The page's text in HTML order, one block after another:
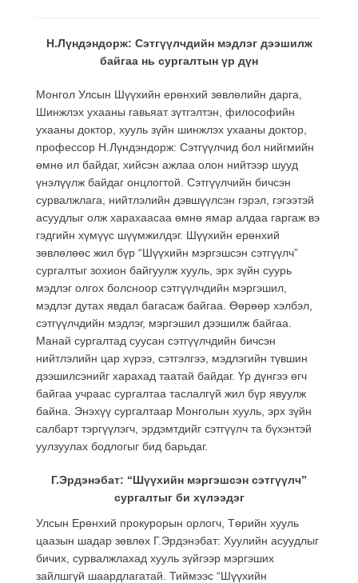
Н.Лүндэндорж: Сэтгүүлчдийн мэдлэг дээшилж
байгаа нь сургалтын үр дүн
Монгол Улсын Шүүхийн ерөнхий зөвлөлийн дарга,
Шинжлэх ухааны гавьяат зүтгэлтэн, философийн
ухааны доктор, хууль зүйн шинжлэх ухааны доктор,
профессор Н.Лүндэндорж: Сэтгүүлчид бол нийгмийн
өмнө ил байдаг, хийсэн ажлаа олон нийтээр шууд
үнэлүүлж байдаг онцлогтой. Сэтгүүлчийн бичсэн
сурвалжлага, нийтлэлийн дэвшүүлсэн гэрэл, гэгээтэй
асуудлыг олж харахаасаа өмнө ямар алдаа гаргаж вэ
гэдгийн хүмүүс шүүмжилдэг. Шүүхийн ерөнхий
зөвлөлөөс жил бүр “Шүүхийн мэргэшсэн сэтгүүлч”
сургалтыг зохион байгуулж хууль, эрх зүйн суурь
мэдлэг олгох болсноор сэтгүүлчдийн мэргэшил,
мэдлэг дутах явдал багасаж байгаа. Өөрөөр хэлбэл,
сэтгүүлчдийн мэдлэг, мэргэшил дээшилж байгаа.
Манай сургалтад суусан сэтгүүлчдийн бичсэн
нийтлэлийн цар хүрээ, сэтгэлгээ, мэдлэгийн түвшин
дээшилсэнийг харахад таатай байдаг. Үр дүнгээ өгч
байгаа учраас сургалтаа таслалгүй жил бүр явуулж
байна. Энэхүү сургалтаар Монголын хууль, эрх зүйн
салбарт тэргүүлэгч, эрдэмтдийг сэтгүүлч та бүхэнтэй
уулзуулах бодлогыг бид барьдаг.
Г.Эрдэнэбат: “Шүүхийн мэргэшсэн сэтгүүлч”
сургалтыг би хүлээдэг
Улсын Ерөнхий прокурорын орлогч, Төрийн хууль
цаазын шадар зөвлөх Г.Эрдэнэбат: Хуулийн асуудлыг
бичих, сурвалжлахад хууль зүйгээр мэргэших
зайлшгүй шаардлагатай. Тиймээс “Шүүхийн